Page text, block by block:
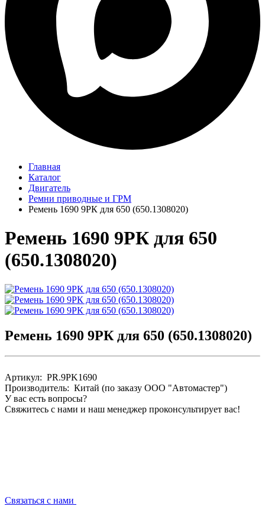
Главная
Каталог
Двигатель
Ремни приводные и ГРМ
Pемень 1690 9PК для 650 (650.1308020)
Pемень 1690 9PК для 650
(650.1308020)
Pемень 1690 9PК для 650 (650.1308020)
Артикул: PR.9PK1690
Производитель: Китай (по заказу ООО "Автомастер")
У вас есть вопросы?
Свяжитесь с нами и наш менеджер проконсультирует вас!
Связаться с нами